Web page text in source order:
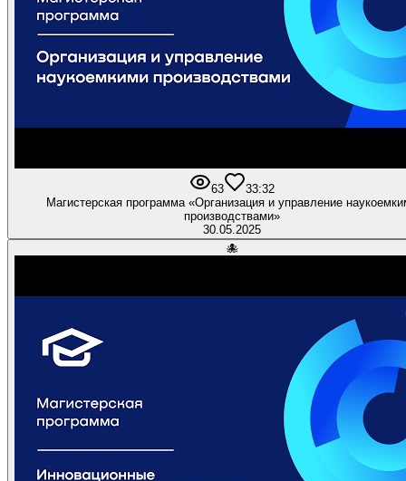
63 33:32
Магистерская программа «Организация и управление
производствами»
30.05.2025
🐙